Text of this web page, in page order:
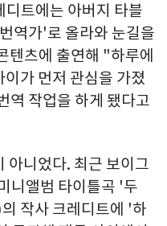
트에는 아버지 타블
역가'로 올라와 눈길을
텐츠에 출연해 "하루에
가 먼저 관심을 가졌
역 작업을 하게 됐다고
아니었다. 최근 보이그
니앨범 타이틀곡 '두
작사 크레디트에 '하